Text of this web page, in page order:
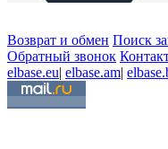
Возврат и обмен Поиск
Обратный звонок
elbase.eu| elbase.am|